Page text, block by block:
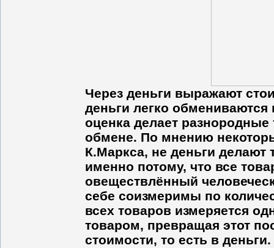
Через деньги выражают
деньги легко
оценка делает
обмене. По мнению
К.Маркса, не деньги
именно потому, что все
овеществлённый
себе соизмеримы по
всех товаров измеряется
товаром, превращая этот
стоимости, то есть в деньги.